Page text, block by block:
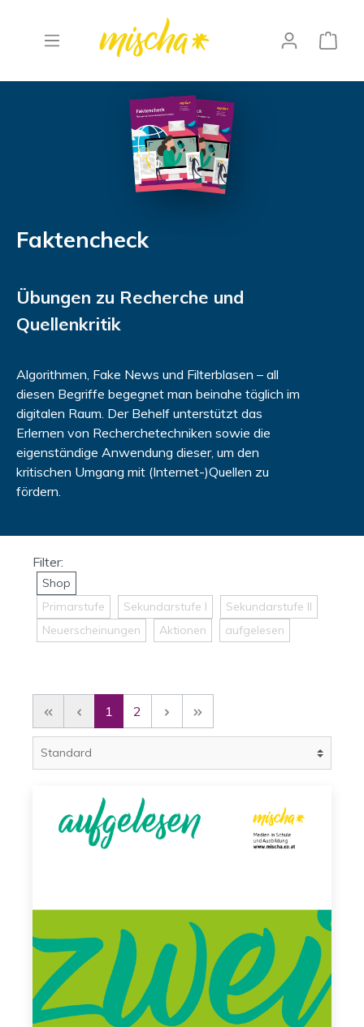
Faktencheck
Übungen zu Recherche und
Quellenkritik
Algorithmen, Fake News und Filterblasen – all
diesen Begriffe begegnet man beinahe täglich im
digitalen Raum. Der Behelf unterstützt das
Erlernen von Recherchetechniken sowie die
eigenständige Anwendung dieser, um den
kritischen Umgang mit (Internet-)Quellen zu
fördern.
Shop
Primarstufe
Sekundarstufe I
Sekundarstufe II
Neuerscheinungen
Aktionen aufgelesen
1 2